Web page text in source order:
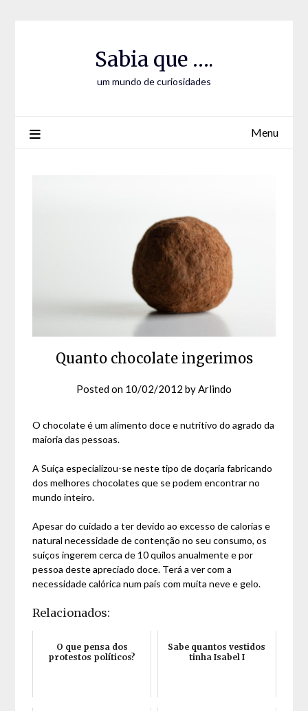
Sabia que ….
um mundo de curiosidades
Menu
Quanto chocolate ingerimos
Posted on 10/02/2012 byArlindo
O chocolate é um alimento doce e nutritivo do agrado da
maioria das pessoas.
A Suíça especializou-se neste tipo de doçaria fabricando
dos melhores chocolates que se podem encontrar no
mundo inteiro.
Apesar do cuidado a ter devido ao excesso de calorias e
natural necessidade de contenção no seu consumo, os
suíços ingerem cerca de 10 quilos anualmente e por
pessoa deste apreciado doce. Terá a ver com a
necessidade calórica num país com muita neve e gelo.
Relacionados:
O que pensa dos
protestos políticos?
Sabe quantos vestidos
tinha Isabel I